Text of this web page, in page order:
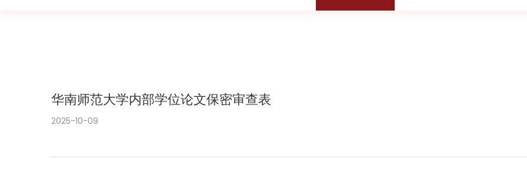
华南师范大学内部学位论文保密审查表
2025-10-09